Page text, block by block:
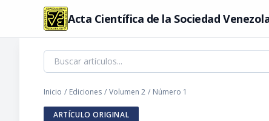
Acta Científica de la Sociedad
Inicio / Ediciones / Volumen 2 / Número 1
ARTÍCULO ORIGINAL